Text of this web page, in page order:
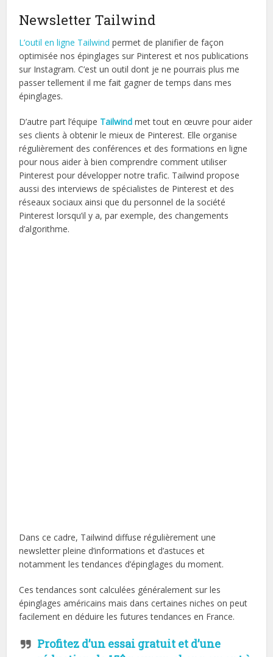
Newsletter Tailwind
L’outil en ligne Tailwindpermet de planifier de façon
optimisée nos épinglages sur Pinterest et nos publications
sur Instagram. C’est un outil dont je ne pourrais plus me
passer tellement il me fait gagner de temps dans mes
épinglages.
D’autre part l’équipe Tailwind met tout en œuvre pour aider
ses clients à obtenir le mieux de Pinterest. Elle organise
régulièrement des conférences et des formations en ligne
pour nous aider à bien comprendre comment utiliser
Pinterest pour développer notre trafic. Tailwind propose
aussi des interviews de spécialistes de Pinterest et des
réseaux sociaux ainsi que du personnel de la société
Pinterest lorsqu’il y a, par exemple, des changements
d’algorithme.
Dans ce cadre, Tailwind diffuse régulièrement une
newsletter pleine d’informations et d’astuces et
notamment les tendances d’épinglages du moment.
Ces tendances sont calculées généralement sur les
épinglages américains mais dans certaines niches on peut
facilement en déduire les futures tendances en France.
Profitez d’un essai gratuit et d’une